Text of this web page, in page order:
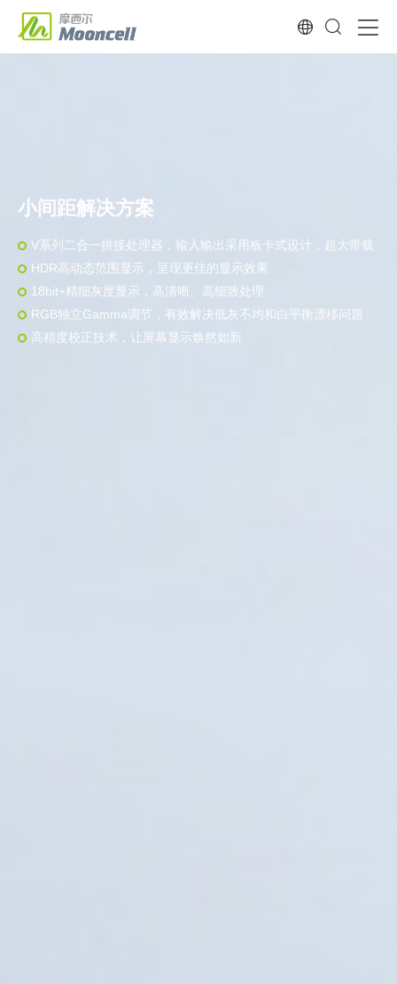
小间距解决方案
V系列二合一拼接处理器，输入输出采用板卡式设计，超大带载
HDR高动态范围显示，呈现更佳的显示效果
18bit+精细灰度显示，高清晰、高细致处理
RGB独立Gamma调节，有效解决低灰不均和白平衡漂移问题
高精度校正技术，让屏幕显示焕然如新